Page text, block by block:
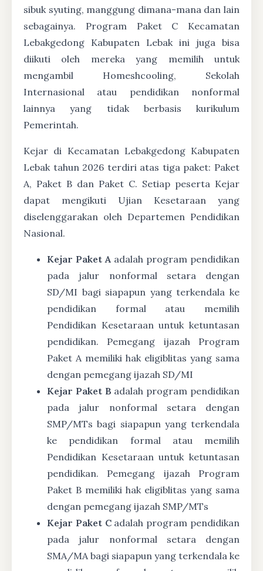
sibuk syuting, manggung dimana-mana dan lain
sebagainya. Program Paket C Kecamatan
Lebakgedong Kabupaten Lebak ini juga bisa
diikuti oleh mereka yang memilih untuk
mengambil Homeshcooling, Sekolah
Internasional atau pendidikan nonformal
lainnya yang tidak berbasis kurikulum
Pemerintah.
Kejar di Kecamatan Lebakgedong Kabupaten
Lebak tahun 2026 terdiri atas tiga paket: Paket
A, Paket B dan Paket C. Setiap peserta Kejar
dapat mengikuti Ujian Kesetaraan yang
diselenggarakan oleh Departemen Pendidikan
Nasional.
Kejar Paket A adalah program pendidikan
pada jalur nonformal setara dengan
SD/MI bagi siapapun yang terkendala ke
pendidikan formal atau memilih
Pendidikan Kesetaraan untuk ketuntasan
pendidikan. Pemegang ijazah Program
Paket A memiliki hak eligiblitas yang sama
dengan pemegang ijazah SD/MI
Kejar Paket B adalah program pendidikan
pada jalur nonformal setara dengan
SMP/MTs bagi siapapun yang terkendala
ke pendidikan formal atau memilih
Pendidikan Kesetaraan untuk ketuntasan
pendidikan. Pemegang ijazah Program
Paket B memiliki hak eligiblitas yang sama
dengan pemegang ijazah SMP/MTs
Kejar Paket Cadalah program pendidikan
pada jalur nonformal setara dengan
SMA/MA bagi siapapun yang terkendala ke